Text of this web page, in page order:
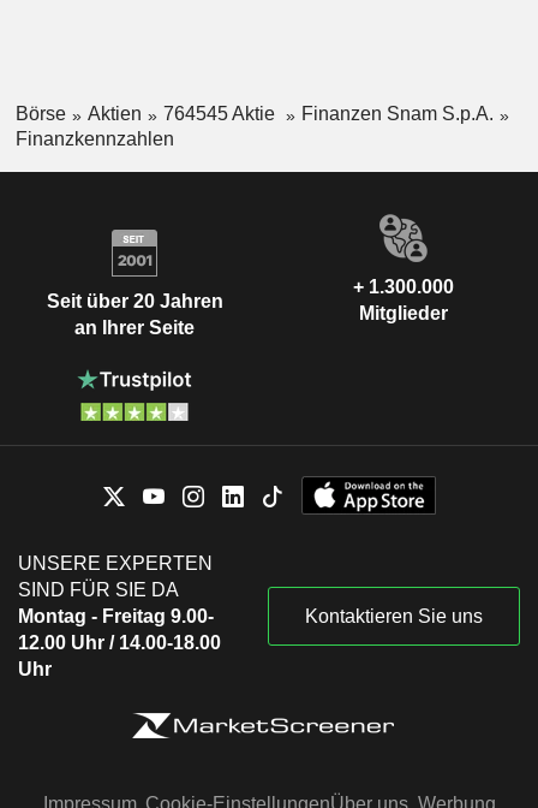
Börse Aktien 764545 Aktie
Finanzen Snam S.p.A.
Finanzkennzahlen
Seit über 20 Jahren
an Ihrer Seite
+ 1.300.000
Mitglieder
UNSERE EXPERTEN
SIND FÜR SIE DA
Montag - Freitag 9.00-
12.00 Uhr / 14.00-18.00
Uhr
Kontaktieren Sie uns
Impressum Cookie-EinstellungenÜber uns Werbung